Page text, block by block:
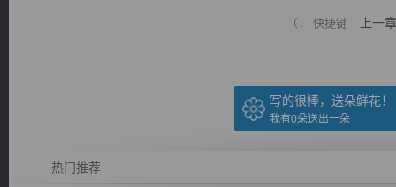
（← 快捷键 上一章
写的很棒，送朵鲜花！
我有0朵送出一朵
热门推荐